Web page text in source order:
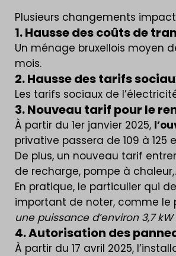
Plusieurs changements
1. Hausse des coûts de
Un ménage bruxellois moyen
mois.
2. Hausse des tarifs
Les tarifs sociaux de
3. Nouveau tarif pour le
À partir du 1er janvier 2025,
privative passera de 109 à 125
De plus, un nouveau tarif
de recharge, pompe à
En pratique, le particulier qui
important de noter, comme le
une puissance d’environ 3,7
4. Autorisation des
À partir du 17 avril 2025,